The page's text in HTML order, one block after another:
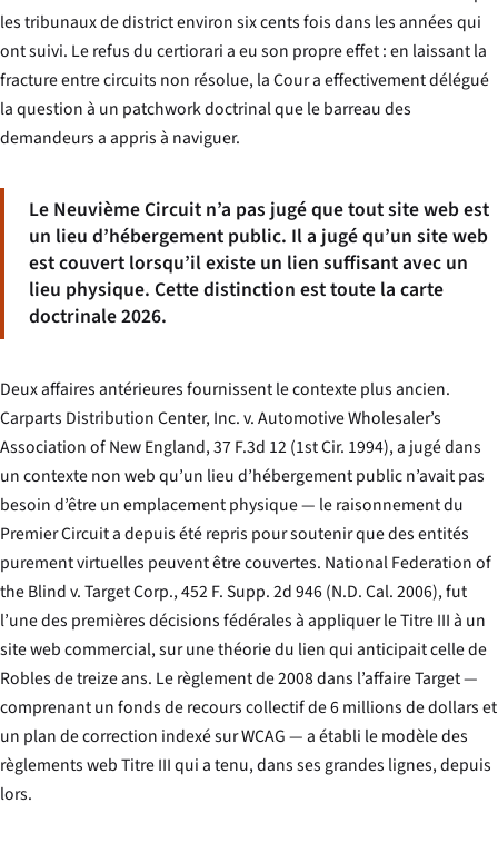
les tribunaux de district environ six cents fois dans les années qui
ont suivi. Le refus du certiorari a eu son propre effet : en laissant la
fracture entre circuits non résolue, la Cour a effectivement délégué
la question à un patchwork doctrinal que le barreau des
demandeurs a appris à naviguer.
Le Neuvième Circuit n’a pas jugé que tout site web est
un lieu d’hébergement public. Il a jugé qu’un site web
est couvert lorsqu’il existe un lien suffisant avec un
lieu physique. Cette distinction est toute la carte
doctrinale 2026.
Deux affaires antérieures fournissent le contexte plus ancien.
Carparts Distribution Center, Inc. v. Automotive Wholesaler’s
Association of New England, 37 F.3d 12 (1st Cir. 1994), a jugé dans
un contexte non web qu’un lieu d’hébergement public n’avait pas
besoin d’être un emplacement physique — le raisonnement du
Premier Circuit a depuis été repris pour soutenir que des entités
purement virtuelles peuvent être couvertes. National Federation of
the Blind v. Target Corp., 452 F. Supp. 2d 946 (N.D. Cal. 2006), fut
l’une des premières décisions fédérales à appliquer le Titre III à un
site web commercial, sur une théorie du lien qui anticipait celle de
Roblesde treize ans. Le règlement de 2008 dans l’affaireTarget—
comprenant un fonds de recours collectif de 6 millions de dollars et
un plan de correction indexé sur WCAG — a établi le modèle des
règlements web Titre III qui a tenu, dans ses grandes lignes, depuis
lors.